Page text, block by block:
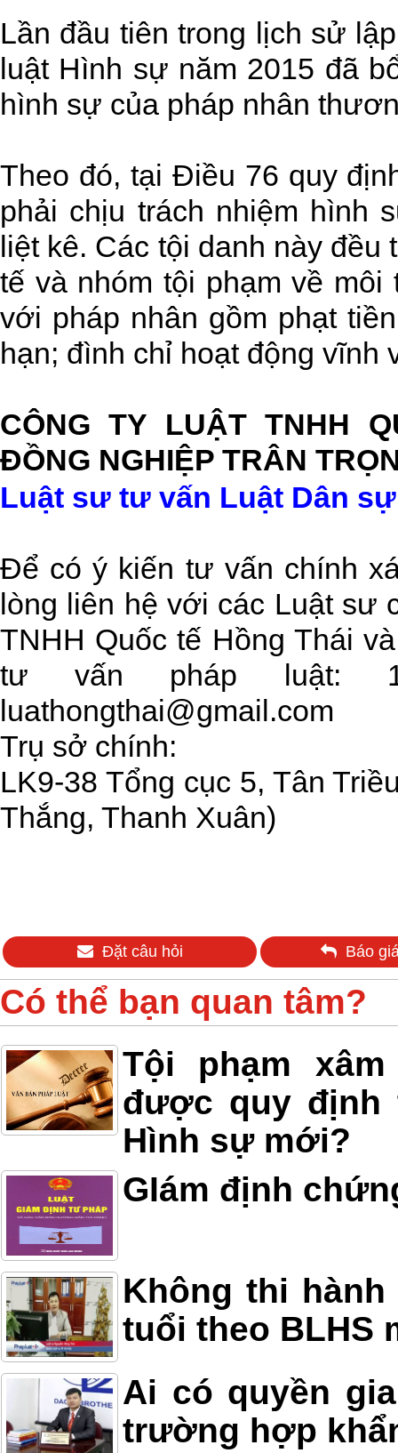
Lần đầu tiên trong lịch sử
luật Hình sự năm 2015 đã
hình sự của pháp nhân
Theo đó, tại Điều 76 quy
phải chịu trách nhiệm hình
liệt kê. Các tội danh này đều
tế và nhóm tội phạm về
với pháp nhân gồm phạt
hạn; đình chỉ hoạt động vĩnh
CÔNG TY LUẬT TNHH
ĐỒNG NGHIỆP TRÂN
Luật sư tư vấn Luật Dân
Để có ý kiến tư vấn chính
lòng liên hệ với các Luật sư
TNHH Quốc tế Hồng Thái
tư vấn pháp luật:
luathongthai@gmail.com
Trụ sở chính:
LK9-38 Tổng cục 5, Tân
Thắng, Thanh Xuân)
Đặt câu hỏi Báo
Có thể bạn quan tâm?
Tội phạm
được quy định
Hình sự mới?
GIám định
Không thi
tuổi theo BLHS
Ai có quyền
trường hợp